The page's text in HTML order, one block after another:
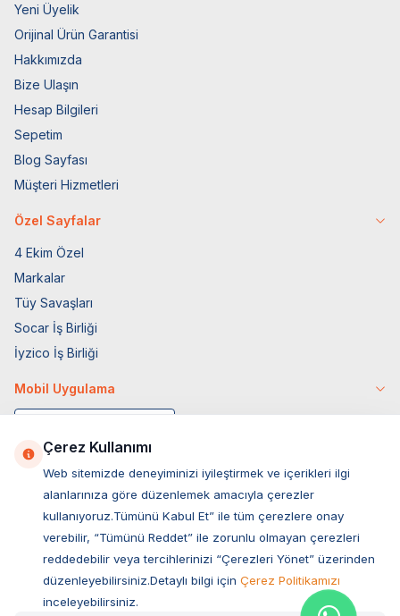
Yeni Üyelik
Orijinal Ürün Garantisi
Hakkımızda
Bize Ulaşın
Hesap Bilgileri
Sepetim
Blog Sayfası
Müşteri Hizmetleri
Özel Sayfalar
4 Ekim Özel
Markalar
Tüy Savaşları
Socar İş Birliği
İyzico İş Birliği
Mobil Uygulama
Müşteri Hizmetleri
Çerez Kullanımı
Web sitemizde deneyiminizi iyileştirmek ve içerikleri ilgi
alanlarınıza göre düzenlemek amacıyla çerezler
kullanıyoruz.Tümünü Kabul Et” ile tüm çerezlere onay
verebilir, “Tümünü Reddet” ile zorunlu olmayan çerezleri
reddedebilir veya tercihlerinizi “Çerezleri Yönet” üzerinden
düzenleyebilirsiniz.Detaylı bilgi için Çerez Politikamızı
inceleyebilirsiniz.